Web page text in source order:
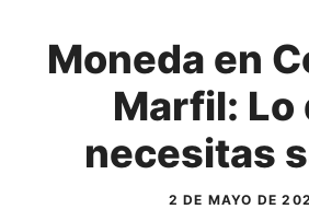
Moneda en
Marfil: Lo
necesitas
2 DE MAYO DE